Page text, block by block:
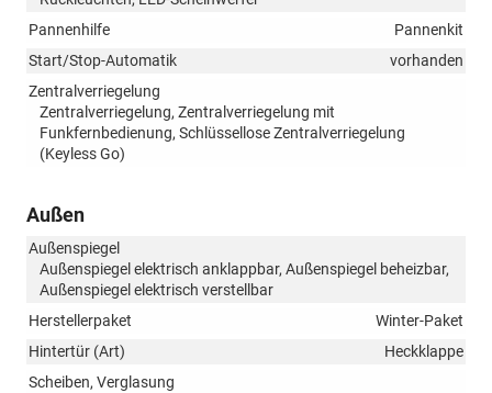
Pannenhilfe
Pannenkit
Start/Stop-Automatik
vorhanden
Zentralverriegelung
Zentralverriegelung, Zentralverriegelung mit
Funkfernbedienung, Schlüssellose Zentralverriegelung
(Keyless Go)
Außen
Außenspiegel
Außenspiegel elektrisch anklappbar, Außenspiegel beheizbar,
Außenspiegel elektrisch verstellbar
Herstellerpaket
Winter-Paket
Hintertür (Art)
Heckklappe
Scheiben, Verglasung